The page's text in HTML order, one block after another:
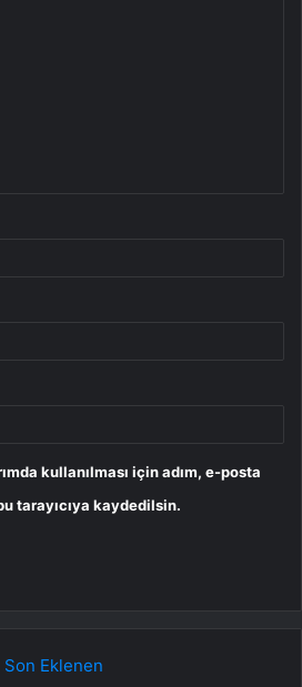
kullanılması için adım, e-posta
tarayıcıya kaydedilsin.
Son Eklenen